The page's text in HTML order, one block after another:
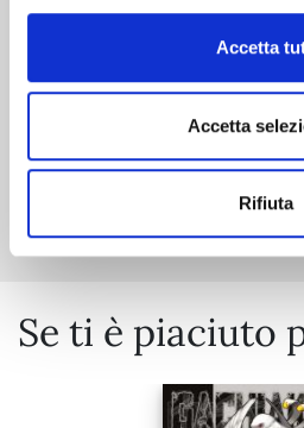
Accetta
Accetta
Rifiuta
€ 9,90
Se ti è piaciuto